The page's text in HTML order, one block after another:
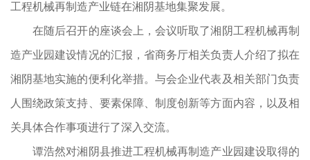
工程机械再制造产业链在湘阴基地集聚发展。
在随后召开的座谈会上，会议听取了湘阴工程机械再制
造产业园建设情况的汇报，省商务厅相关负责人介绍了拟在
湘阴基地实施的便利化举措。与会企业代表及相关部门负责
人围绕政策支持、要素保障、制度创新等方面内容，以及相
关具体合作事项进行了深入交流。
谭浩然对湘阴县推进工程机械再制造产业园建设取得的